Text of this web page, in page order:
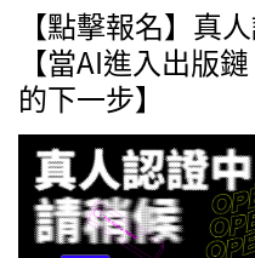
【點擊報名】真
【當AI進入出版
的下一步】